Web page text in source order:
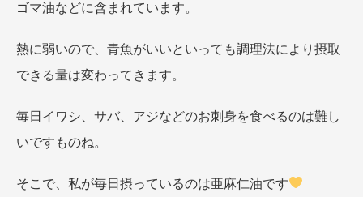
ゴマ油などに含まれています。
熱に弱いので、青魚がいいといっても調理法により摂取
できる量は変わってきます。
毎日イワシ、サバ、アジなどのお刺身を食べるのは難し
いですものね。
そこで、私が毎日摂っているのは亜麻仁油です